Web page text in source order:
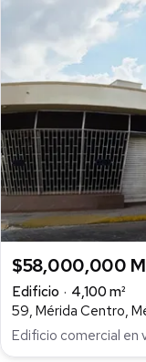
$58,000,000
Edificio
4,100 m²
59, Mérida Centro,
Edificio comercial en